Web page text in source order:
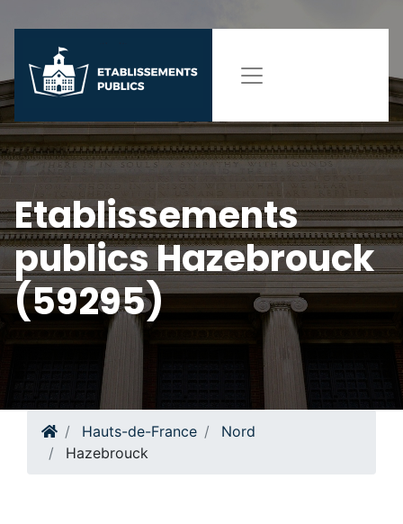
Etablissements
publics Hazebrouck
(59295)
Hauts-de-France
Nord
Hazebrouck